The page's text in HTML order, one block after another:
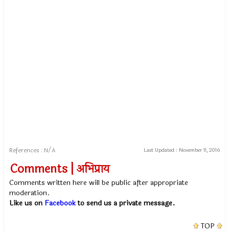
References : N/A Last Updated : November 11, 2016
Comments | अभिप्राय
Comments written here will be public after appropriate
moderation.
Like us on Facebookto send us a private message.
TOP